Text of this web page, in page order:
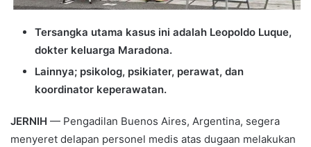
Tersangka utama kasus ini adalah Leopoldo Luque,
dokter keluarga Maradona.
Lainnya; psikolog, psikiater, perawat, dan
koordinator keperawatan.
JERNIH — Pengadilan Buenos Aires, Argentina, segera
menyeret delapan personel medis atas dugaan melakukan